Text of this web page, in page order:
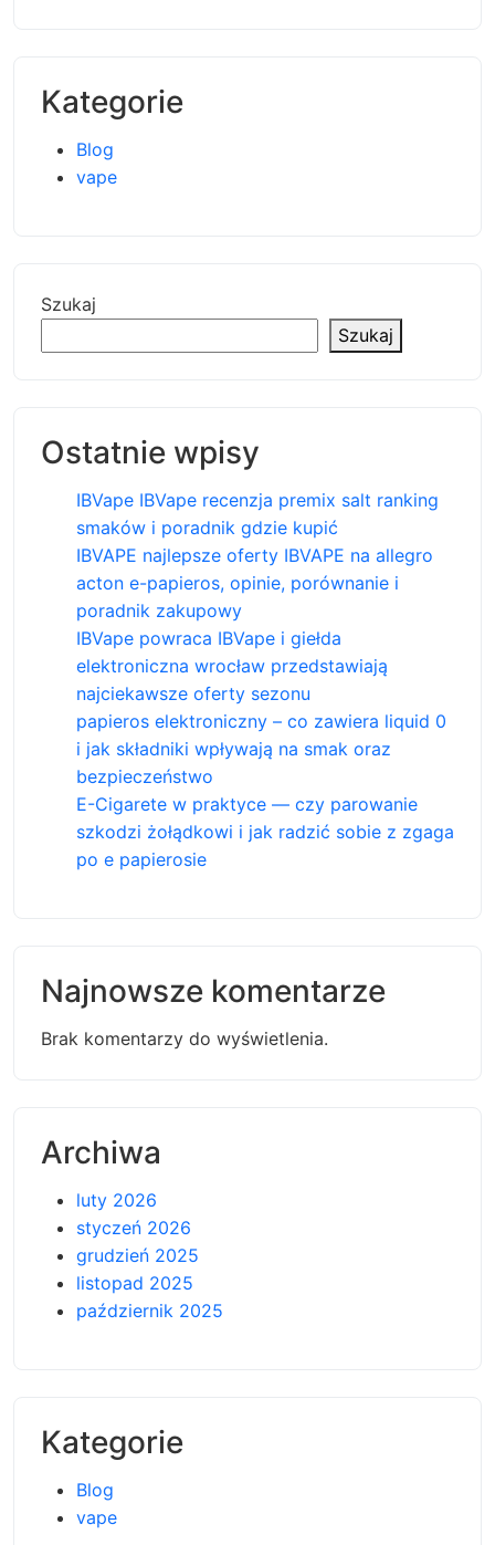
Kategorie
Blog
vape
Szukaj
Szukaj
Ostatnie wpisy
IBVape IBVape recenzja premix salt ranking
smaków i poradnik gdzie kupić
IBVAPE najlepsze oferty IBVAPE na allegro
acton e-papieros, opinie, porównanie i
poradnik zakupowy
IBVape powraca IBVape i giełda
elektroniczna wrocław przedstawiają
najciekawsze oferty sezonu
papieros elektroniczny – co zawiera liquid 0
i jak składniki wpływają na smak oraz
bezpieczeństwo
E-Cigarete w praktyce — czy parowanie
szkodzi żołądkowi i jak radzić sobie z zgaga
po e papierosie
Najnowsze komentarze
Brak komentarzy do wyświetlenia.
Archiwa
luty 2026
styczeń 2026
grudzień 2025
listopad 2025
październik 2025
Kategorie
Blog
vape